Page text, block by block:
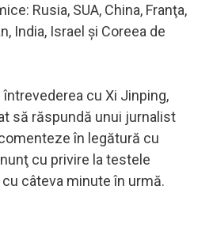
Rusia, SUA, China, Franţa,
India, Israel şi Coreea de
cu Xi Jinping,
să răspundă unui jurnalist
în legătură cu
cu privire la testele
câteva minute în urmă.